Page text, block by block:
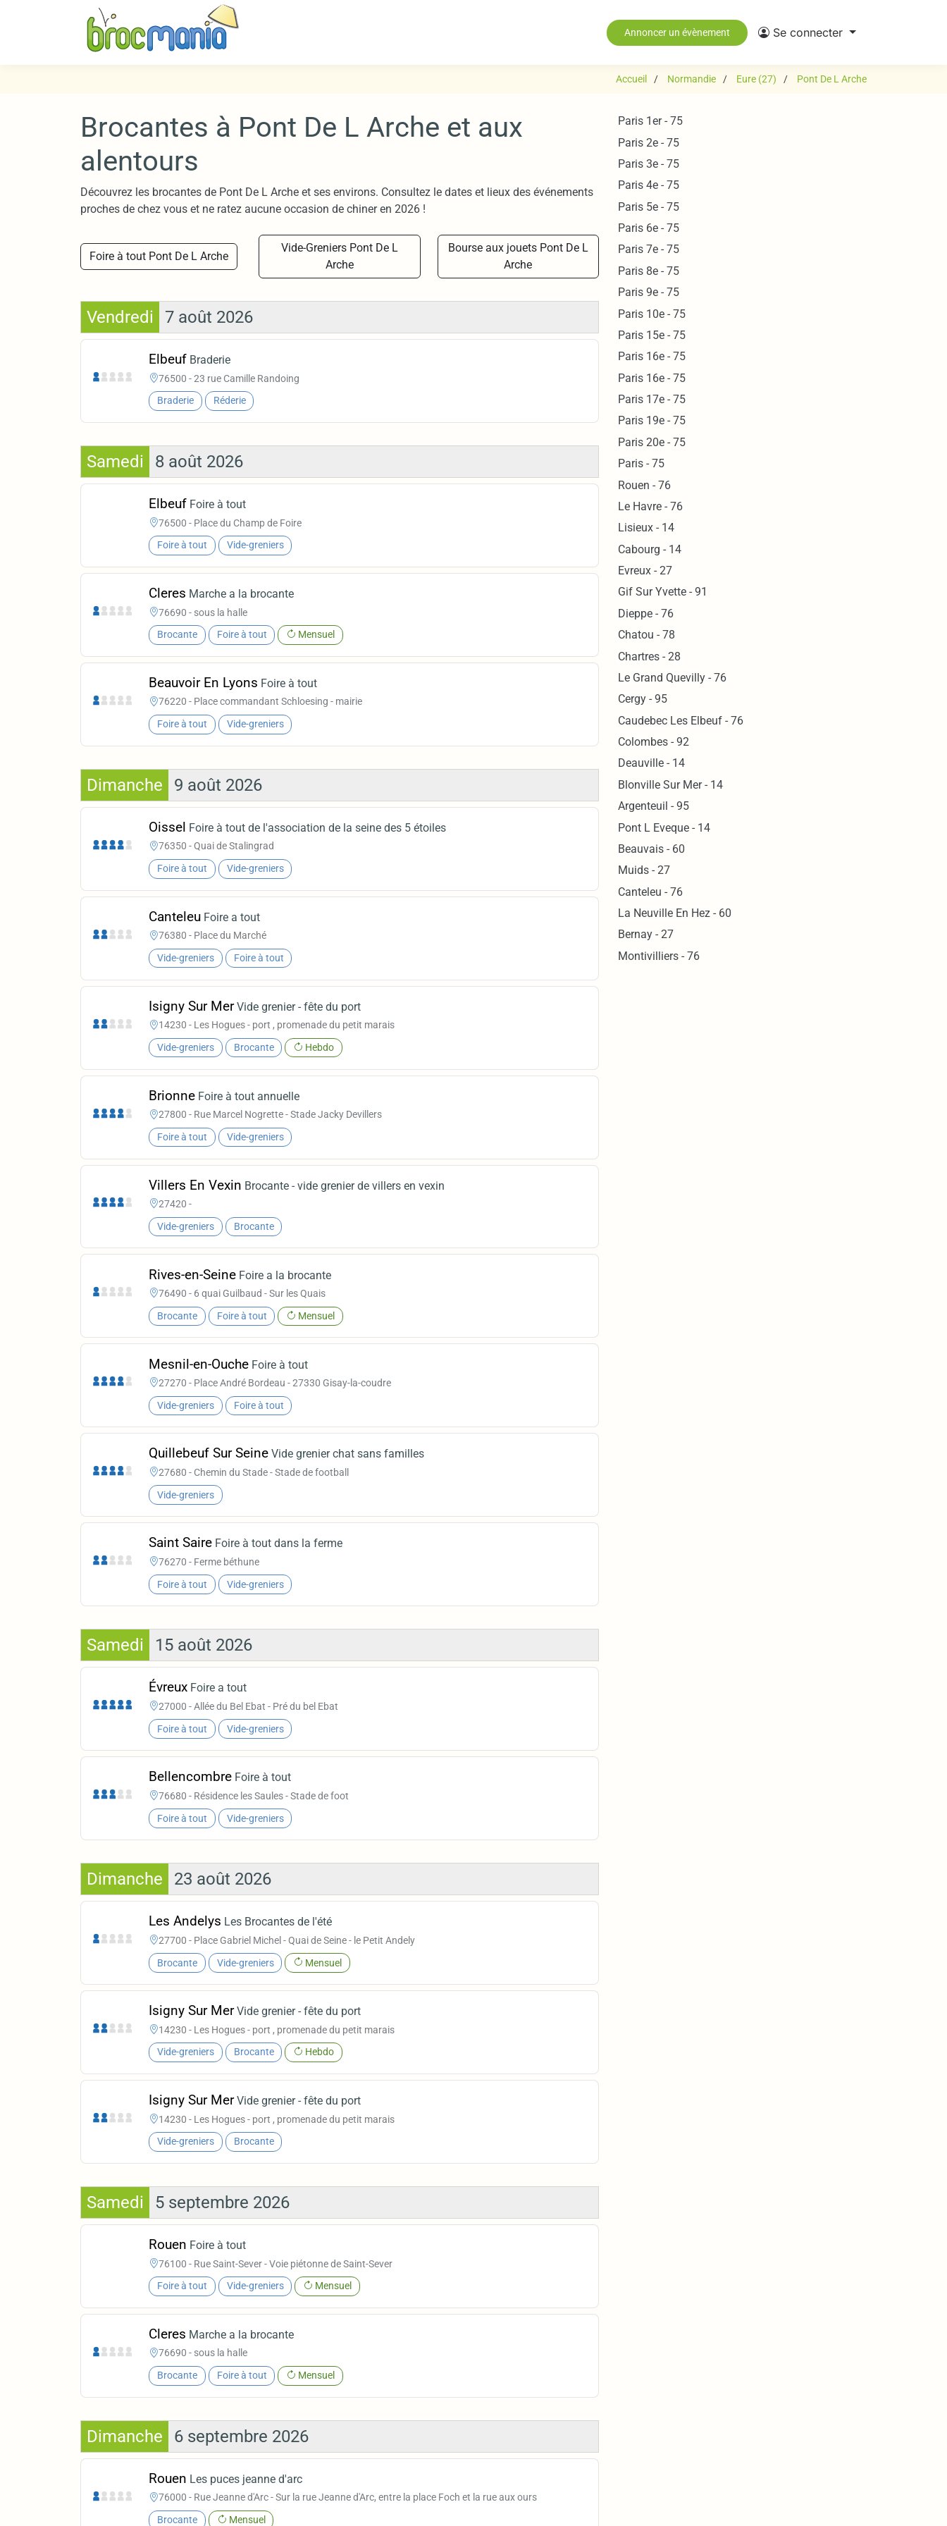
Annoncer un évènement Se connecter
Accueil Normandie Eure (27) Pont De L Arche
Brocantes à Pont De L Arche et aux
alentours
Découvrez les brocantes de Pont De L Arche et ses environs. Consultez le dates et lieux des événements
proches de chez vous et ne ratez aucune occasion de chiner en 2026 !
Foire à tout Pont De L Arche
Vide-Greniers Pont De L
Arche
Bourse aux jouets Pont De L
Arche
Vendredi 7 août 2026
Elbeuf Braderie
76500 - 23 rue Camille Randoing
Braderie Réderie
Samedi 8 août 2026
Elbeuf Foire à tout
76500 - Place du Champ de Foire
Foire à tout Vide-greniers
Cleres Marche a la brocante
76690 - sous la halle
Brocante Foire à tout Mensuel
Beauvoir En Lyons Foire à tout
76220 - Place commandant Schloesing - mairie
Foire à tout Vide-greniers
Dimanche 9 août 2026
Oissel Foire à tout de l'association de la seine des 5 étoiles
76350 - Quai de Stalingrad
Foire à tout Vide-greniers
Canteleu Foire a tout
76380 - Place du Marché
Vide-greniers Foire à tout
Isigny Sur Mer Vide grenier - fête du port
14230 - Les Hogues - port , promenade du petit marais
Vide-greniers Brocante Hebdo
Brionne Foire à tout annuelle
27800 - Rue Marcel Nogrette - Stade Jacky Devillers
Foire à tout Vide-greniers
Villers En Vexin Brocante - vide grenier de villers en vexin
27420 -
Vide-greniers Brocante
Rives-en-Seine Foire a la brocante
76490 - 6 quai Guilbaud - Sur les Quais
Brocante Foire à tout Mensuel
Mesnil-en-Ouche Foire à tout
27270 - Place André Bordeau - 27330 Gisay-la-coudre
Vide-greniers Foire à tout
Quillebeuf Sur Seine Vide grenier chat sans familles
27680 - Chemin du Stade - Stade de football
Vide-greniers
Saint Saire Foire à tout dans la ferme
76270 - Ferme béthune
Foire à tout Vide-greniers
Samedi 15 août 2026
Évreux Foire a tout
27000 - Allée du Bel Ebat - Pré du bel Ebat
Foire à tout Vide-greniers
Bellencombre Foire à tout
76680 - Résidence les Saules - Stade de foot
Foire à tout Vide-greniers
Dimanche 23 août 2026
Les Andelys Les Brocantes de l'été
27700 - Place Gabriel Michel - Quai de Seine - le Petit Andely
Brocante Vide-greniers Mensuel
Isigny Sur Mer Vide grenier - fête du port
14230 - Les Hogues - port , promenade du petit marais
Vide-greniers Brocante Hebdo
Isigny Sur Mer Vide grenier - fête du port
14230 - Les Hogues - port , promenade du petit marais
Vide-greniers Brocante
Samedi 5 septembre 2026
Rouen Foire à tout
76100 - Rue Saint-Sever - Voie piétonne de Saint-Sever
Foire à tout Vide-greniers Mensuel
Cleres Marche a la brocante
76690 - sous la halle
Brocante Foire à tout Mensuel
Dimanche 6 septembre 2026
Rouen Les puces jeanne d'arc
76000 - Rue Jeanne d'Arc - Sur la rue Jeanne d'Arc, entre la place Foch et la rue aux ours
Brocante Mensuel
Paris 1er - 75
Paris 2e - 75
Paris 3e - 75
Paris 4e - 75
Paris 5e - 75
Paris 6e - 75
Paris 7e - 75
Paris 8e - 75
Paris 9e - 75
Paris 10e - 75
Paris 15e - 75
Paris 16e - 75
Paris 16e - 75
Paris 17e - 75
Paris 19e - 75
Paris 20e - 75
Paris - 75
Rouen - 76
Le Havre - 76
Lisieux - 14
Cabourg - 14
Evreux - 27
Gif Sur Yvette - 91
Dieppe - 76
Chatou - 78
Chartres - 28
Le Grand Quevilly - 76
Cergy - 95
Caudebec Les Elbeuf - 76
Colombes - 92
Deauville - 14
Blonville Sur Mer - 14
Argenteuil - 95
Pont L Eveque - 14
Beauvais - 60
Muids - 27
Canteleu - 76
La Neuville En Hez - 60
Bernay - 27
Montivilliers - 76